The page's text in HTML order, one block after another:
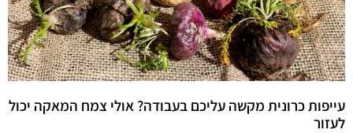
עייפות כרונית מקשה עליכם בעבודה? אולי צמח המאקה יכול
לעזור